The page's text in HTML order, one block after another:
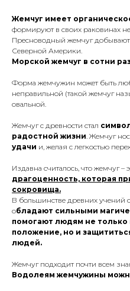
Жемчуг имеет
формируют в своих раковинах
Пресноводный жемчуг добывают
Северной Америки.
Морской жемчуг в сотни
Форма жемчужин может быть
неправильной (такой жемчуг
овальной.
Жемчуг с древности стал
радостной жизни. Жемчуг
удачи и, желая с легкостью
Издавна считалось, что жемчуг – э
драгоценность, которая
сокровища.
В большинстве древних учений
обладают сильными
помогают людям не только
положение, но и
людей.
Жемчуг подходит почти всем
Водолеям жемчужины